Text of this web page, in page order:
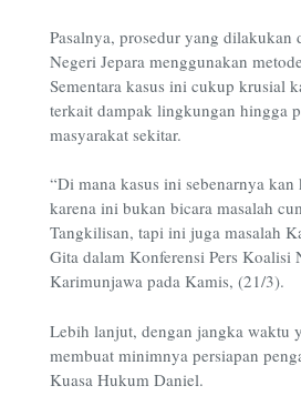
Pasalnya, prosedur yang dilakukan
Negeri Jepara menggunakan
Sementara kasus ini cukup krusial
terkait dampak lingkungan hingga
masyarakat sekitar.
“Di mana kasus ini sebenarnya
karena ini bukan bicara masalah
Tangkilisan, tapi ini juga masalah
Gita dalam Konferensi Pers Koalisi
Karimunjawa pada Kamis, (21/3).
Lebih lanjut, dengan jangka waktu
membuat minimnya persiapan
Kuasa Hukum Daniel.